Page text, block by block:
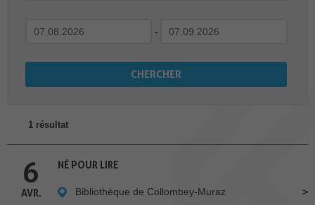
-
1 résultat
6
AVR.
NÉ POUR LIRE
Bibliothèque de Collombey-Muraz